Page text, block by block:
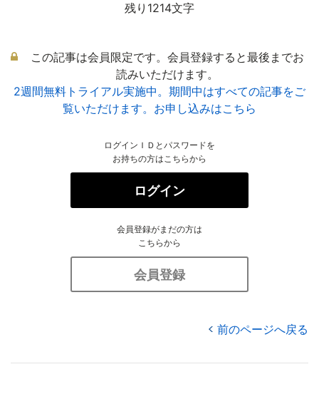
残り1214文字
この記事は会員限定です。会員登録すると最後までお
読みいただけます。
2週間無料トライアル実施中。期間中はすべての記事をご
覧いただけます。お申し込みはこちら
ログインＩＤとパスワードを
お持ちの方はこちらから
ログイン
会員登録がまだの方は
こちらから
会員登録
前のページへ戻る